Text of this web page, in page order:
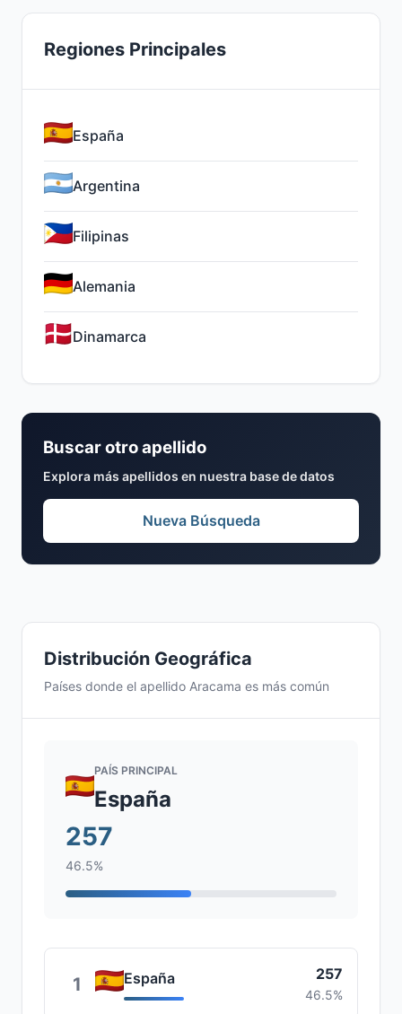
Distribución Geográfica
Países donde el apellido Aracama es más común
PAÍS PRINCIPAL
España
257
46.5%
1 España 257
46.5%
Regiones Principales
España
Argentina
Filipinas
Alemania
Dinamarca
Buscar otro apellido
Explora más apellidos en nuestra base de datos
Nueva Búsqueda